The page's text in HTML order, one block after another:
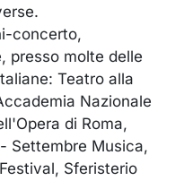
concerto,
presso molte delle
Teatro alla
Nazionale
di Roma,
Settembre Musica,
Sferisterio